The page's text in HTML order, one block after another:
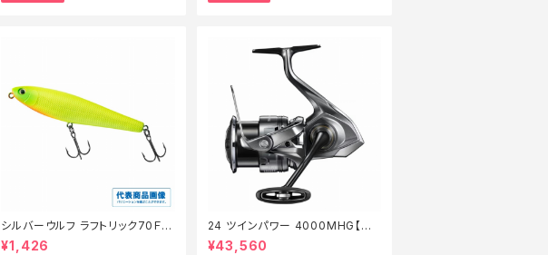
シルバーウルフ ラフトリック70Ｆ
【スタッフ永徳浜名湖セレクト】【1
¥1,426
24 ツインパワー 4000MHG【継
続セール_リール】【10】
¥43,560